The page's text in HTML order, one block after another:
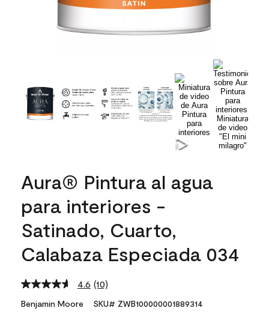
Aura® Pintura al agua
para interiores -
Satinado, Cuarto,
Calabaza Especiada 034
4.6 Read
10
Reviews.
(10)
Benjamin Moore SKU# ZWB100000001889314